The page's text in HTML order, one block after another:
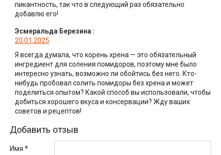
пикантность, так что в следующий раз обязательно
добавлю его!
Эсмеральда Березина :
20.01.2025
Я всегда думала, что корень хрена — это обязательный
ингредиент для соления помидоров, поэтому мне было
интересно узнать, возможно ли обойтись без него. Кто-
нибудь пробовал солить помидоры без хрена и может
поделиться опытом? Какой способ вы использовали, чтобы
добиться хорошего вкуса и консервации? Жду ваших
советов и рецептов!
Добавить отзыв
Имя *